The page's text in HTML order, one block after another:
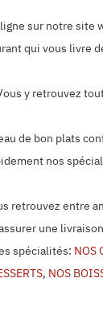
sur notre site
qui vous livre
y retrouvez
de bon plats
nos
retrouvez entre
une
spécialités: NOS
, NOS